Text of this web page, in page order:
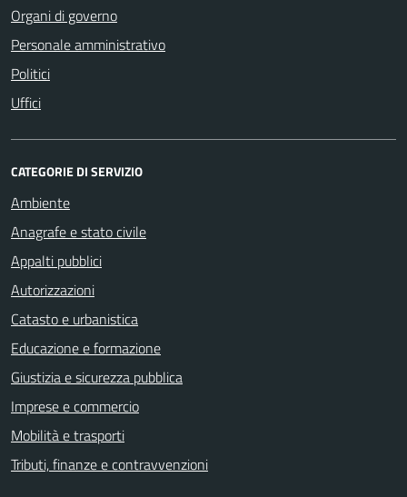
Organi di governo
Personale amministrativo
Politici
Uffici
CATEGORIE DI SERVIZIO
Ambiente
Anagrafe e stato civile
Appalti pubblici
Autorizzazioni
Catasto e urbanistica
Educazione e formazione
Giustizia e sicurezza pubblica
Imprese e commercio
Mobilità e trasporti
Tributi, finanze e contravvenzioni